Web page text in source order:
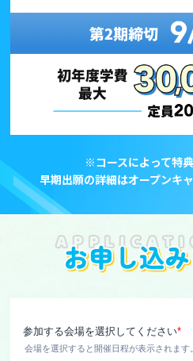
※コースによって特典
早期出願の詳細はオープンキ